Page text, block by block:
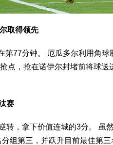
取得领先
第77分钟。 厄瓜多尔利用角
点，抢在诺伊尔封堵前将球
赛
转，拿下价值连城的3分。 虽
组第三，并跃升目前最佳第